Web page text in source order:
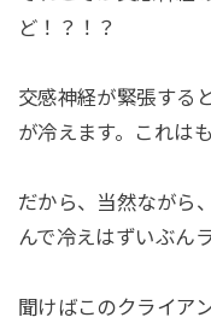
ど！？！？
交感神経が緊張する
が冷えます。これは
だから、当然ながら
んで冷えはずいぶん
聞けばこのクライア